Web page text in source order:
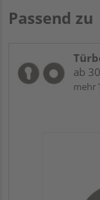
Passend zu
ab
mehr